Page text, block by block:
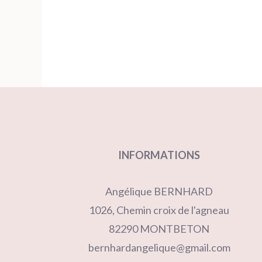
INFORMATIONS
Angélique BERNHARD
1026, Chemin croix de l'agneau
82290 MONTBETON
bernhardangelique@gmail.com